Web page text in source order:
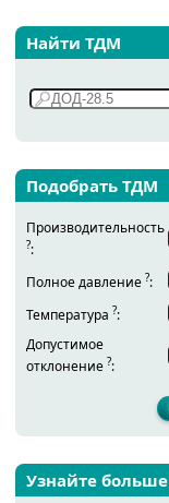
Найти ТДМ
Подобрать ТДМ
Производительность
?:
Полное давление ?:
Температура ?:
Допустимое
отклонение ?:
Узнайте больше